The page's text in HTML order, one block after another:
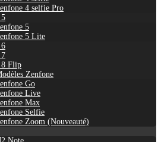
4 selfie Pro
5
5 Lite
8 Flip
Zenfone
Go
Live
Max
Selfie
Zoom (Nouveauté)